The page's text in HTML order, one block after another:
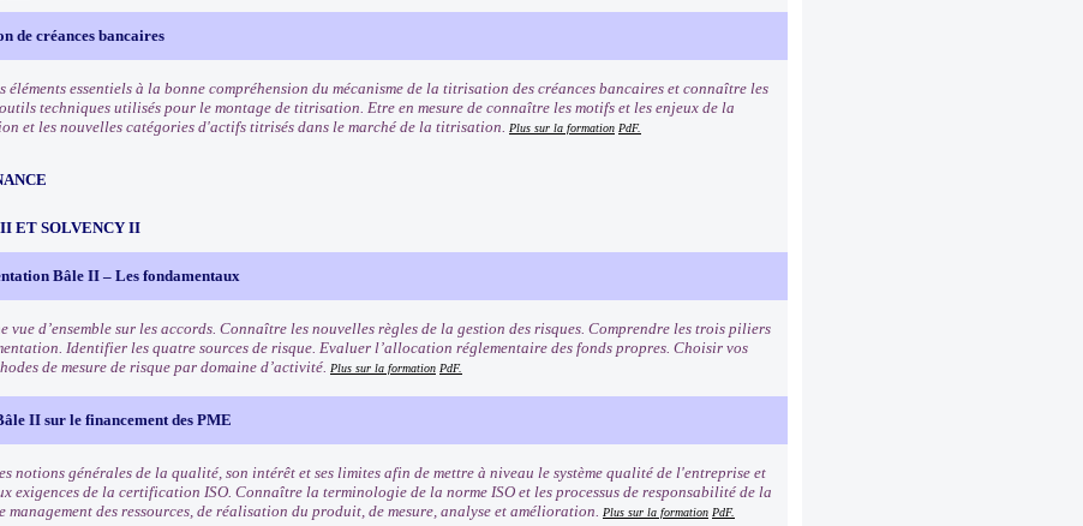
de créances bancaires
éléments essentiels à la bonne compréhension du mécanisme de la titrisation des créances bancaires et connaître les
techniques utilisés pour le montage de titrisation. Etre en mesure de connaître les motifs et les enjeux de la
et les nouvelles catégories d'actifs titrisés dans le marché de la titrisation. Plus sur la formation PdF.
ET SOLVENCY II
Bâle II – Les fondamentaux
vue d’ensemble sur les accords. Connaître les nouvelles règles de la gestion des risques. Comprendre les trois piliers
Identifier les quatre sources de risque. Evaluer l’allocation réglementaire des fonds propres. Choisir vos
de mesure de risque par domaine d’activité. Plus sur la formation PdF.
II sur le financement des PME
notions générales de la qualité, son intérêt et ses limites afin de mettre à niveau le système qualité de l'entreprise et
exigences de la certification ISO. Connaître la terminologie de la norme ISO et les processus de responsabilité de la
management des ressources, de réalisation du produit, de mesure, analyse et amélioration. Plus sur la formation PdF.